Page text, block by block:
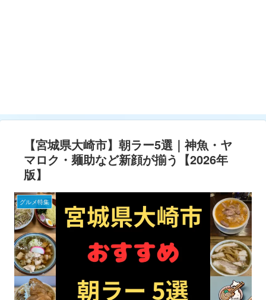
【宮城県大崎市】朝ラー5選｜神魚・ヤ
マロク・麺助など新顔が揃う【2026年
版】
グルメ特集